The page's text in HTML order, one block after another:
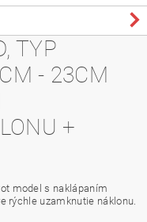
TYP
- 23CM
+
model s naklápaním
rýchle uzamknutie náklonu.